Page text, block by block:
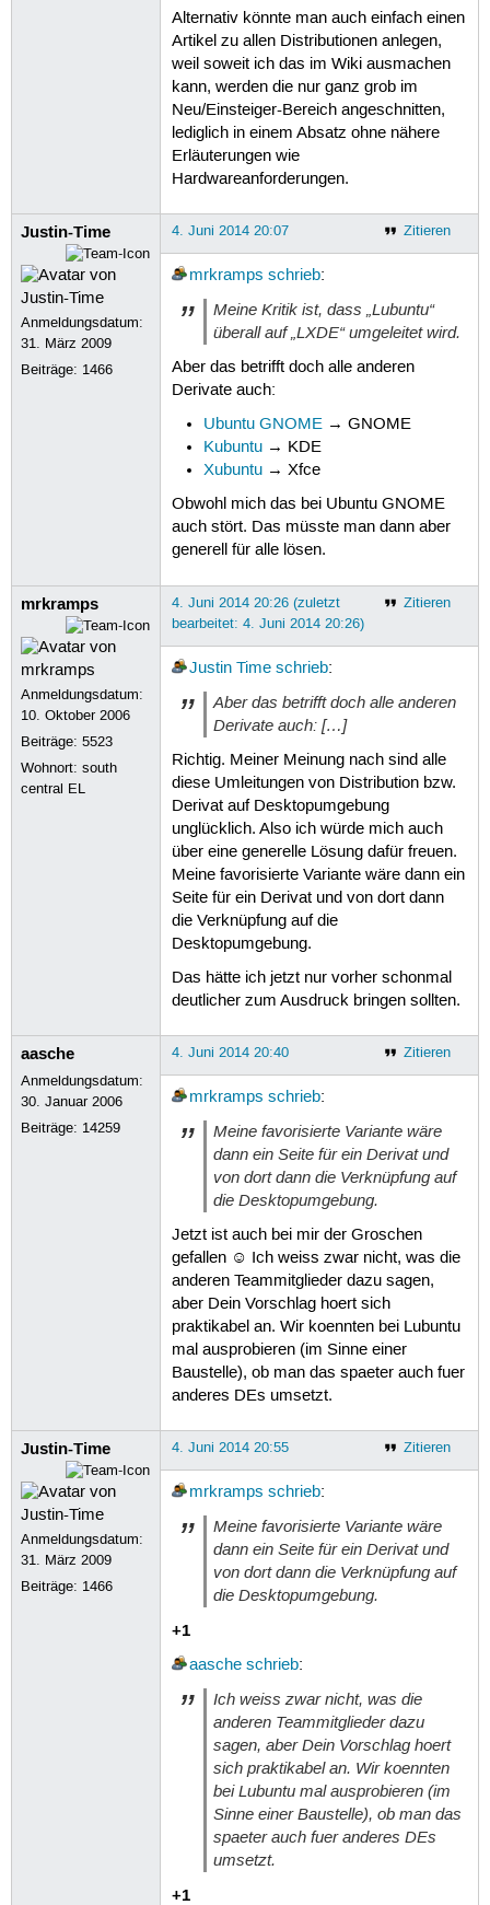
Alternativ könnte man auch einfach einen
Artikel zu allen Distributionen anlegen,
weil soweit ich das im Wiki ausmachen
kann, werden die nur ganz grob im
Neu/Einsteiger-Bereich angeschnitten,
lediglich in einem Absatz ohne nähere
Erläuterungen wie
Hardwareanforderungen.
Justin-Time
Anmeldungsdatum:
31. März 2009
Beiträge: 1466
Zitieren
4. Juni 2014 20:07
mrkramps schrieb:
Meine Kritik ist, dass „Lubuntu“
überall auf „LXDE“ umgeleitet wird.
Aber das betrifft doch alle anderen
Derivate auch:
Ubuntu GNOME → GNOME
Kubuntu → KDE
Xubuntu → Xfce
Obwohl mich das bei Ubuntu GNOME
auch stört. Das müsste man dann aber
generell für alle lösen.
mrkramps
Anmeldungsdatum:
10. Oktober 2006
Beiträge:5523
Wohnort: south
central EL
Zitieren
4. Juni 2014 20:26 (zuletzt
bearbeitet: 4. Juni 2014 20:26)
Justin Time schrieb:
Aber das betrifft doch alle anderen
Derivate auch: […]
Richtig. Meiner Meinung nach sind alle
diese Umleitungen von Distribution bzw.
Derivat auf Desktopumgebung
unglücklich. Also ich würde mich auch
über eine generelle Lösung dafür freuen.
Meine favorisierte Variante wäre dann ein
Seite für ein Derivat und von dort dann
die Verknüpfung auf die
Desktopumgebung.
Das hätte ich jetzt nur vorher schonmal
deutlicher zum Ausdruck bringen sollten.
aasche
Anmeldungsdatum:
30. Januar 2006
Beiträge: 14259
Zitieren
4. Juni 2014 20:40
mrkramps schrieb:
Meine favorisierte Variante wäre
dann ein Seite für ein Derivat und
von dort dann die Verknüpfung auf
die Desktopumgebung.
Jetzt ist auch bei mir der Groschen
gefallen ☺ Ich weiss zwar nicht, was die
anderen Teammitglieder dazu sagen,
aber Dein Vorschlag hoert sich
praktikabel an. Wir koennten bei Lubuntu
mal ausprobieren (im Sinne einer
Baustelle), ob man das spaeter auch fuer
anderes DEs umsetzt.
Justin-Time
Anmeldungsdatum:
31. März 2009
Beiträge: 1466
Zitieren
4. Juni 2014 20:55
mrkramps schrieb:
Meine favorisierte Variante wäre
dann ein Seite für ein Derivat und
von dort dann die Verknüpfung auf
die Desktopumgebung.
+1
aasche schrieb:
Ich weiss zwar nicht, was die
anderen Teammitglieder dazu
sagen, aber Dein Vorschlag hoert
sich praktikabel an. Wir koennten
bei Lubuntu mal ausprobieren (im
Sinne einer Baustelle), ob man das
spaeter auch fuer anderes DEs
umsetzt.
+1